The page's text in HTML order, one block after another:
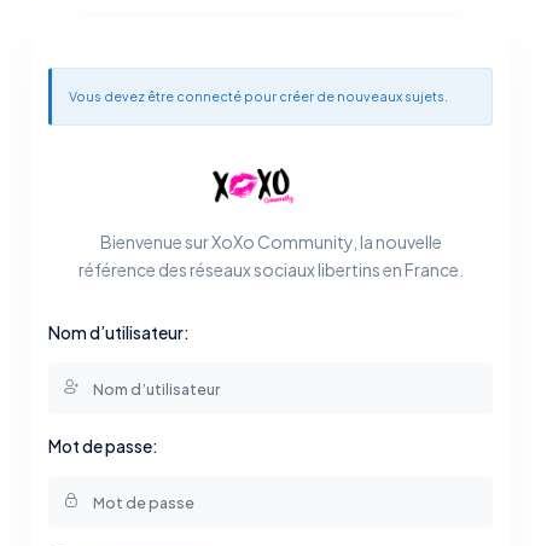
Vous devez être connecté pour créer de nouveaux sujets.
Bienvenue sur XoXo Community, la nouvelle
référence des réseaux sociaux libertins en France.
Nom d’utilisateur:
Mot de passe: